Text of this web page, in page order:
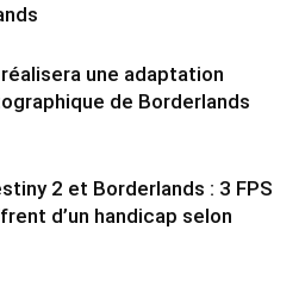
une adaptation
de Borderlands
2 et Borderlands : 3 FPS
d’un handicap selon